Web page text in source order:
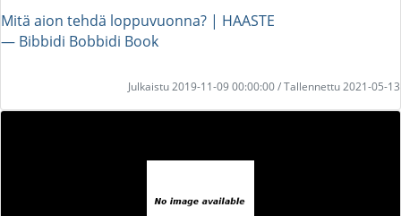
Mitä aion tehdä loppuvuonna? | HAASTE
― Bibbidi Bobbidi Book
Julkaistu 2019-11-09 00:00:00 / Tallennettu 2021-05-13